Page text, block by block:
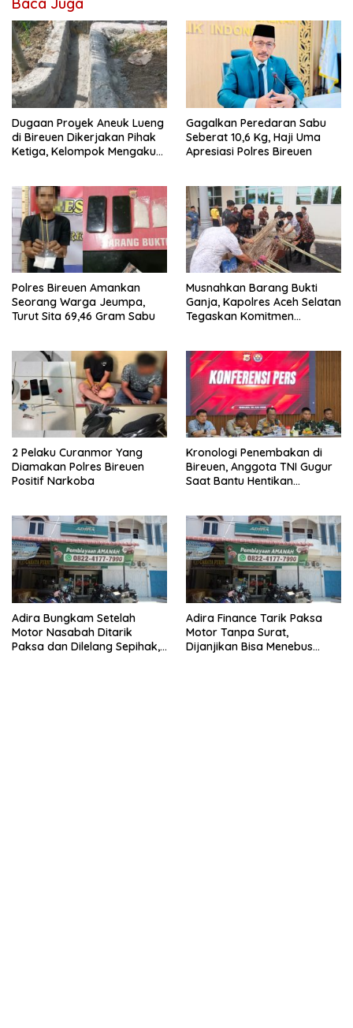
Baca Juga
Dugaan Proyek Aneuk Lueng
di Bireuen Dikerjakan Pihak
Ketiga, Kelompok Mengaku
Gagalkan Peredaran Sabu
Seberat 10,6 Kg, Haji Uma
Apresiasi Polres Bireuen
Polres Bireuen Amankan
Seorang Warga Jeumpa,
Turut Sita 69,46 Gram Sabu
Musnahkan Barang Bukti
Ganja, Kapolres Aceh Selatan
Tegaskan Komitmen
2 Pelaku Curanmor Yang
Diamakan Polres Bireuen
Positif Narkoba
Kronologi Penembakan di
Bireuen, Anggota TNI Gugur
Saat Bantu Hentikan
Adira Bungkam Setelah
Motor Nasabah Ditarik
Paksa dan Dilelang Sepihak,
Adira Finance Tarik Paksa
Motor Tanpa Surat,
Dijanjikan Bisa Menebus